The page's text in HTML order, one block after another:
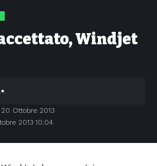
Windjet
2013 10:04
20 Ottobre 2013